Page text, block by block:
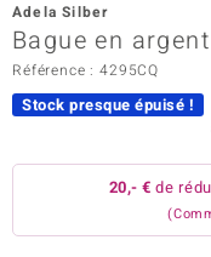
Adela Silber
Bague en
Référence : 4295CQ
Stock presque épuisé !
20,- € de